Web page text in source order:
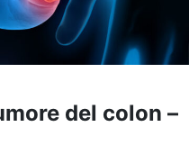
del colon –